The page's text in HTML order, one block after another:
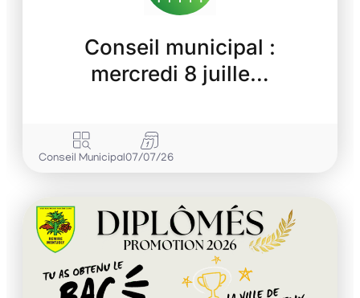
Conseil municipal :
mercredi 8 juille…
Conseil Municipal07/07/26